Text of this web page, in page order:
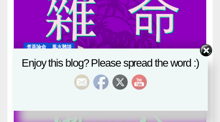
煮茶論命 風水雜談
八字探源
EDITOR
Enjoy this blog? Please spread the word :)